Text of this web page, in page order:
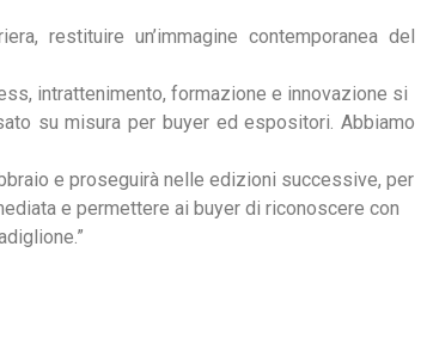
restituire un’immagine contemporanea del
intrattenimento, formazione e innovazione si
su misura per buyer ed espositori. Abbiamo
e proseguirà nelle edizioni successive, per
e permettere ai buyer di riconoscere con